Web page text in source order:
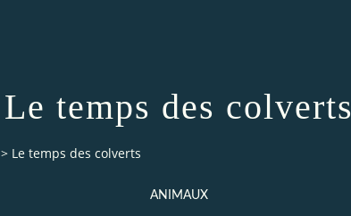
Le temps des colverts
> Le temps des colverts
ANIMAUX